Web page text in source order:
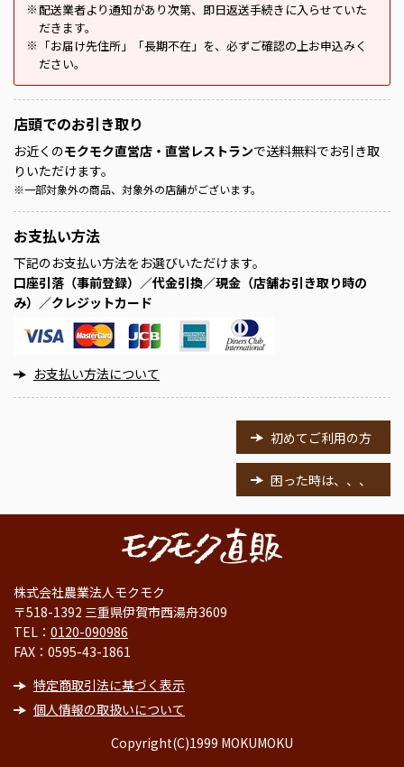
※ 配送業者より通知があり次第、即日返送手続きに入らせていた
だきます。
※
「お届け先住所」「長期不在」を、必ずご確認の上お申込みく
ださい。
店頭でのお引き取り
お近くのモクモク直営店・直営レストランで送料無料でお引き取
りいただけます。
※一部対象外の商品、対象外の店舗がございます。
お支払い方法
下記のお支払い方法をお選びいただけます。
口座引落（事前登録）／代金引換／現金（店舗お引き取り時の
み）／クレジットカード
お支払い方法について
初めてご利用の方
困った時は、、、
株式会社農業法人モクモク
〒518-1392 三重県伊賀市西湯舟3609
TEL： 0120-090986
FAX：0595-43-1861
特定商取引法に基づく表示
個人情報の取扱いについて
Copyright(C)1999 MOKUMOKU